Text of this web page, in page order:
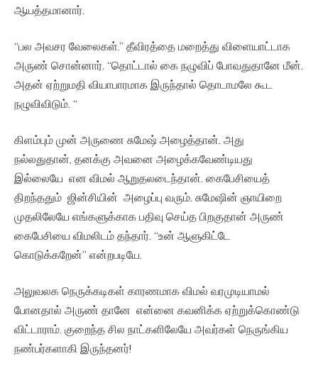
ஆயத்தமானார்.
“பல அவசர வேலைகள்.” தீவிரத்தை மறைத்து விளையாட்டாக
அருண் சொன்னார். “தொட்டால் கை நழுவிப் போவதுதானே மீன்.
அதன் ஏற்றுமதி வியாபாரமாக இருந்தால் தொடாமலே கூட
நழுவிவிடும். “
கிளம்பும் முன் அருணை சுமேஷ் அழைத்தான். அது
நல்லதுதான், தனக்கு அவனை அழைக்கவேண்டியது
இல்லையே என விமல் ஆறுதலடைந்தான். கைபேசியைத்
திறந்ததும் ஜின்சியின் அழைப்பு வரும். சுமேஷின் ஞாயிறை
முதலிலேயே எங்களுக்காக பதிவு செய்த பிறகுதான் அருண்
கைபேசியை விமலிடம் தந்தார். “உன் ஆளுகிட்டே
கொடுக்கறேன்” என்றபடியே.
அலுவலக நெருக்கடிகள் காரணமாக விமல் வரமுடியாமல்
போனதால் அருண் தானே என்னை கவனிக்க ஏற்றுக்கொண்டு
விட்டாராம். குறைந்த சில நாட்களிலேயே அவர்கள் நெருங்கிய
நண்பர்களாகி இருந்தனர்!